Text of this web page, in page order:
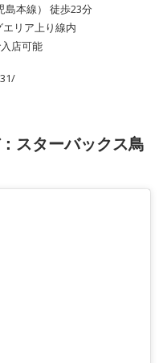
島本線） 徒歩23分
リア上り線内
店可能
スターバックス鳥